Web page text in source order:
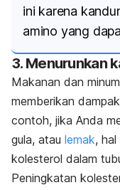
ini karena
amino yang
3. Menurunkan
Makanan dan
memberikan
contoh, jika Anda
gula, atau lemak,
kolesterol dalam
Peningkatan